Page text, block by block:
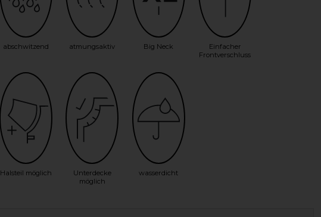
abschwitzend atmungsaktiv Big Neck
Einfacher
Frontverschluss
Halsteil möglich
Unterdecke
möglich
wasserdicht